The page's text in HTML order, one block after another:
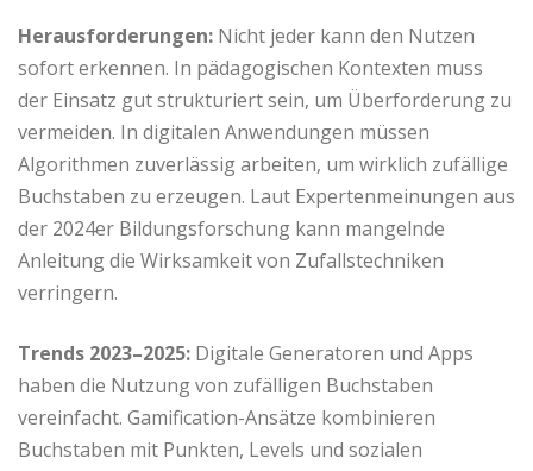
Herausforderungen: Nicht jeder kann den Nutzen
sofort erkennen. In pädagogischen Kontexten muss
der Einsatz gut strukturiert sein, um Überforderung zu
vermeiden. In digitalen Anwendungen müssen
Algorithmen zuverlässig arbeiten, um wirklich zufällige
Buchstaben zu erzeugen. Laut Expertenmeinungen aus
der 2024er Bildungsforschung kann mangelnde
Anleitung die Wirksamkeit von Zufallstechniken
verringern.
Trends 2023–2025: Digitale Generatoren und Apps
haben die Nutzung von zufälligen Buchstaben
vereinfacht. Gamification-Ansätze kombinieren
Buchstaben mit Punkten, Levels und sozialen